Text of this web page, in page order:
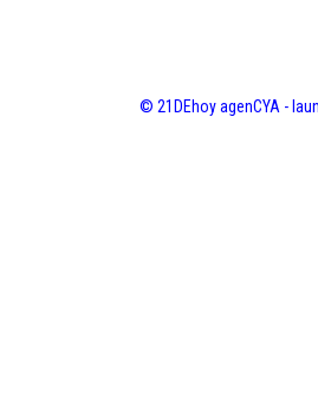
© 21DEhoy agenCYA -